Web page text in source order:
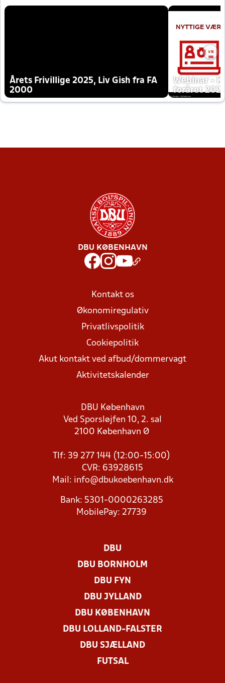
Årets Frivillige 2025, Liv Gish fra FA
2000
Webinar -
foråret
DBU KØBENHAVN
Kontakt os
Økonomiregulativ
Privatlivspolitik
Cookiepolitik
Akut kontakt ved afbud/dommervagt
Aktivitetskalender
DBU København
Ved Sporsløjfen 10, 2. sal
2100 København Ø
Tlf: 39 277 144 (12:00-15:00)
CVR: 63928615
Mail: info@dbukoebenhavn.dk
Bank: 5301-0000263285
MobilePay: 27739
DBU
DBU BORNHOLM
DBU FYN
DBU JYLLAND
DBU KØBENHAVN
DBU LOLLAND-FALSTER
DBU SJÆLLAND
FUTSAL